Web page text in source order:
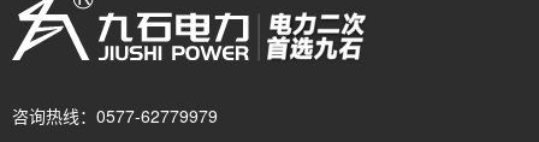
咨询热线： 0577-62779979